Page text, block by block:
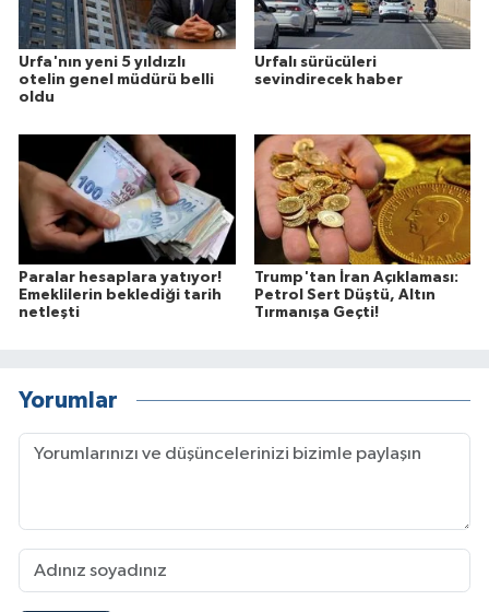
Urfa'nın yeni 5 yıldızlı
otelin genel müdürü belli
oldu
Urfalı sürücüleri
sevindirecek haber
Paralar hesaplara yatıyor!
Emeklilerin beklediği tarih
netleşti
Trump'tan İran Açıklaması:
Petrol Sert Düştü, Altın
Tırmanışa Geçti!
Yorumlar